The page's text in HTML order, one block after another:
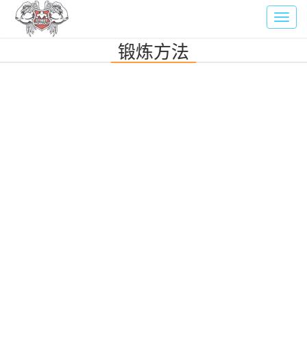
锻炼方法